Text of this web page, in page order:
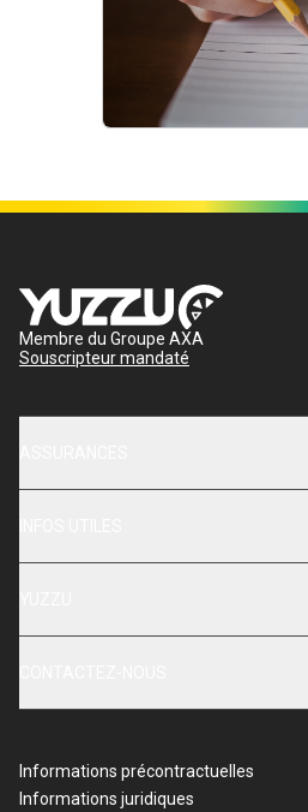
Membre du Groupe AXA
Souscripteur mandaté
Informations précontractuelles
Informations juridiques